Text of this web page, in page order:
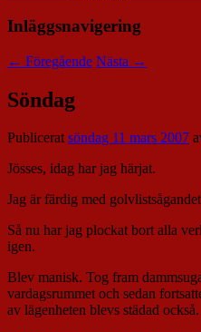
Inläggsnavigering
← Föregående Nästa →
Söndag
Publiceratsöndag 11 mars 2007
Jösses, idag har jag härjat.
Jag är färdig med
Så nu har jag plockat bort alla
igen.
Blev manisk. Tog fram
vardagsrummet och sedan
av lägenheten blevs städad också.